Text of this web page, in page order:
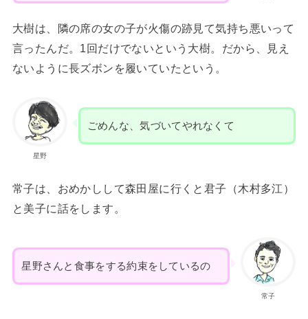
大樹は、隣の席の女の子が火傷の跡見て気持ち悪いって
言ったんだ。1回だけでないという大樹。だから、見え
ないように長ズボンを履いていたという。
星野
ごめんな、気づいてやれなくて
常子は、おめかしして森田屋に行くと君子（木村多江）
と美子に話をします。
常子
星野さんと食事をする約束をしているの